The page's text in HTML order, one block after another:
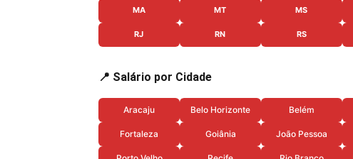
MA MT MS
RJ RN RS
📍 Salário por Cidade
Aracaju Belo Horizonte Belém
Fortaleza Goiânia João Pessoa